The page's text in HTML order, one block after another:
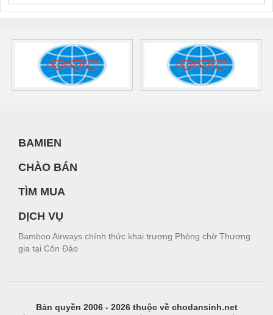
BAMIEN
CHÀO BÁN
TÌM MUA
DỊCH VỤ
Bamboo Airways chính thức khai trương Phòng chờ Thương
gia tại Côn Đảo
Bản quyền 2006 - 2026 thuộc về chodansinh.net